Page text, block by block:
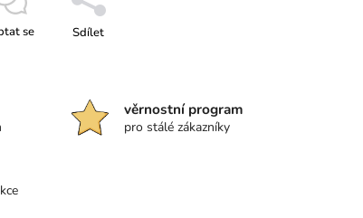
se Sdílet
věrnostní program
pro stálé zákazníky